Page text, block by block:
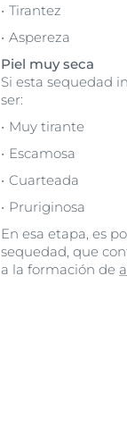
Tirantez
Aspereza
Piel muy seca
Si esta sequedad
ser:
Muy tirante
Escamosa
Cuarteada
Pruriginosa
En esa etapa, es
sequedad, que
a la formación de